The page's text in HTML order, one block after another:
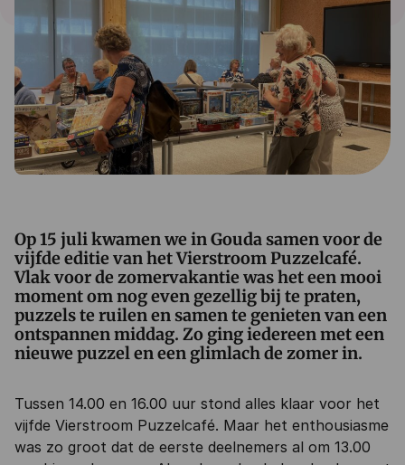
Op 15 juli kwamen we in Gouda samen voor de
vijfde editie van het Vierstroom Puzzelcafé.
Vlak voor de zomervakantie was het een mooi
moment om nog even gezellig bij te praten,
puzzels te ruilen en samen te genieten van een
ontspannen middag. Zo ging iedereen met een
nieuwe puzzel en een glimlach de zomer in.
Tussen 14.00 en 16.00 uur stond alles klaar voor het
vijfde Vierstroom Puzzelcafé. Maar het enthousiasme
was zo groot dat de eerste deelnemers al om 13.00